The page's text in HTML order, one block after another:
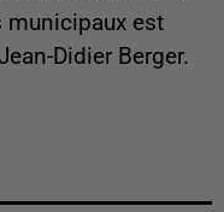
municipaux est
Didier Berger.